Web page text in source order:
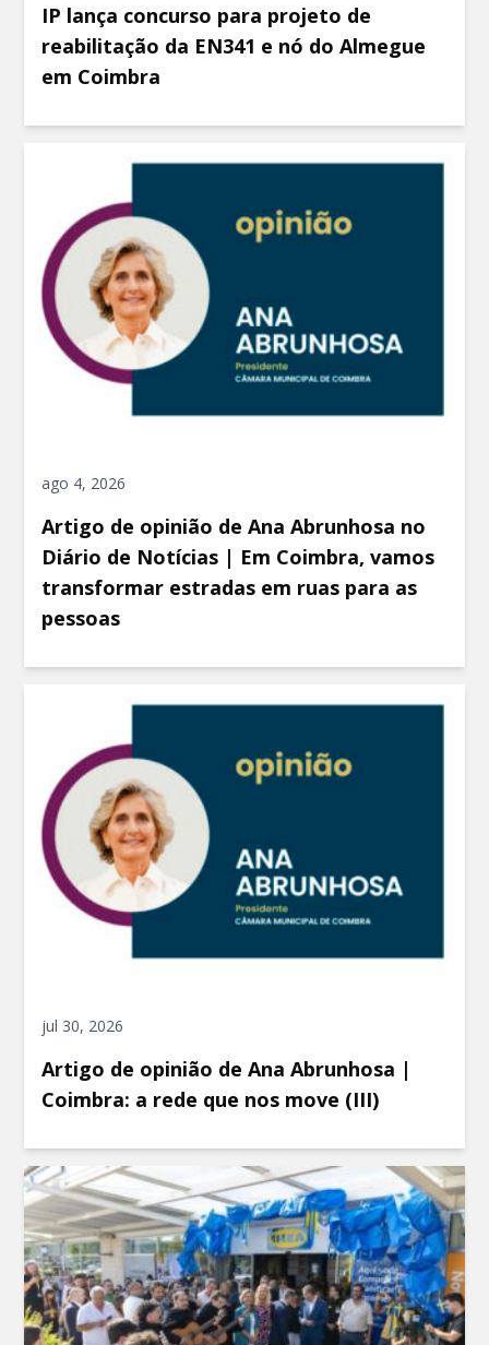
IP lança concurso para projeto de
reabilitação da EN341 e nó do Almegue
em Coimbra
ago 4, 2026
Artigo de opinião de Ana Abrunhosa no
Diário de Notícias | Em Coimbra, vamos
transformar estradas em ruas para as
pessoas
jul 30, 2026
Artigo de opinião de Ana Abrunhosa |
Coimbra: a rede que nos move (III)